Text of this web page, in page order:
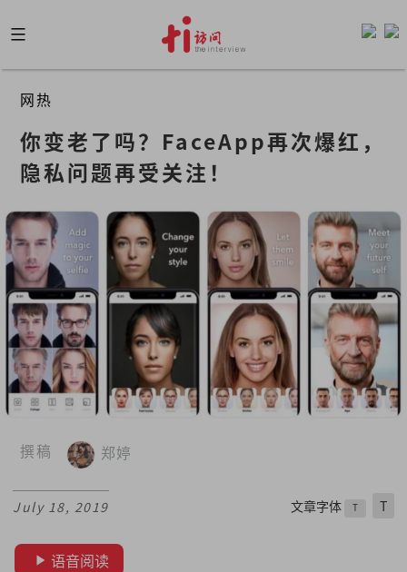
to
content
网热
你变老了吗？FaceApp再次爆红，
隐私问题再受关注！
撰稿 郑婷
July 18, 2019 文章字体 T T
语音阅读